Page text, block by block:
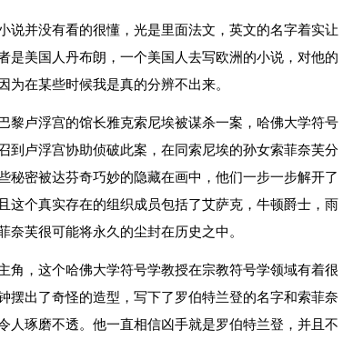
说并没有看的很懂，光是里面法文，英文的名字着实让
是美国人丹布朗，一个美国人去写欧洲的小说，对他的
在某些时候我是真的分辨不出来。
黎卢浮宫的馆长雅克索尼埃被谋杀一案，哈佛大学符号
到卢浮宫协助侦破此案，在同索尼埃的孙女索菲奈芙分
密被达芬奇巧妙的隐藏在画中，他们一步一步解开了
这个真实存在的组织成员包括了艾萨克，牛顿爵士，雨
芙很可能将永久的尘封在历史之中。
角，这个哈佛大学符号学教授在宗教符号学领域有着很
摆出了奇怪的造型，写下了罗伯特兰登的名字和索菲奈
人琢磨不透。他一直相信凶手就是罗伯特兰登，并且不